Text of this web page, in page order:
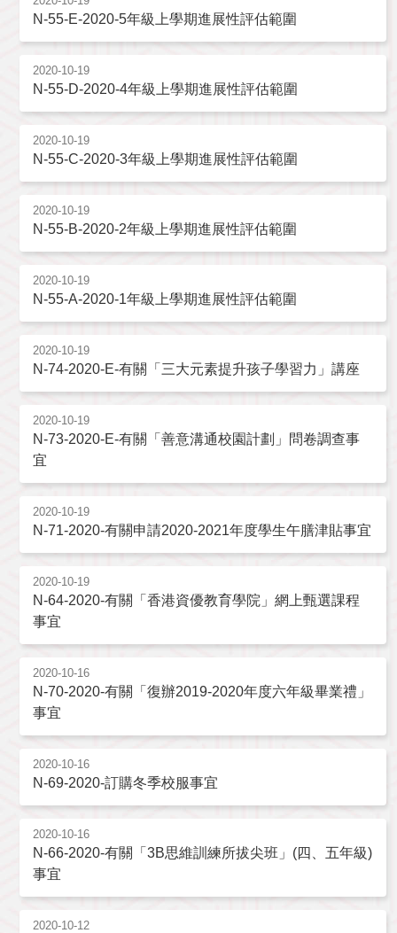
N-55-E-2020-5年級上學期進展性評估範圍
2020-10-19
N-55-D-2020-4年級上學期進展性評估範圍
2020-10-19
N-55-C-2020-3年級上學期進展性評估範圍
2020-10-19
N-55-B-2020-2年級上學期進展性評估範圍
2020-10-19
N-55-A-2020-1年級上學期進展性評估範圍
2020-10-19
N-74-2020-E-有關「三大元素提升孩子學習力」講座
2020-10-19
N-73-2020-E-有關「善意溝通校園計劃」問卷調查事
宜
2020-10-19
N-71-2020-有關申請2020-2021年度學生午膳津貼事宜
2020-10-19
N-64-2020-有關「香港資優教育學院」網上甄選課程
事宜
2020-10-16
N-70-2020-有關「復辦2019-2020年度六年級畢業禮」
事宜
2020-10-16
N-69-2020-訂購冬季校服事宜
2020-10-16
N-66-2020-有關「3B思維訓練所拔尖班」(四、五年級)
事宜
2020-10-12